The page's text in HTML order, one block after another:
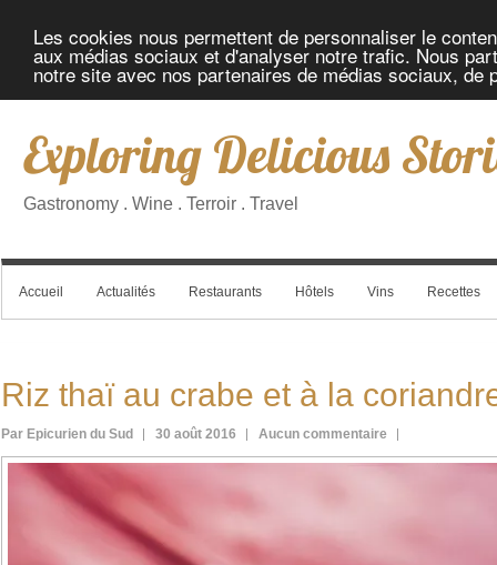
Les cookies nous permettent de personnaliser le
aux médias sociaux et d'analyser notre trafic. Nous
notre site avec nos partenaires de médias sociaux, de
Exploring Delicious
Gastronomy . Wine . Terroir . Travel
Accueil Actualités Restaurants Hôtels Vins Recettes
Riz thaï au crabe et à la
Par Epicurien du Sud 30 août 2016 Aucun commentaire